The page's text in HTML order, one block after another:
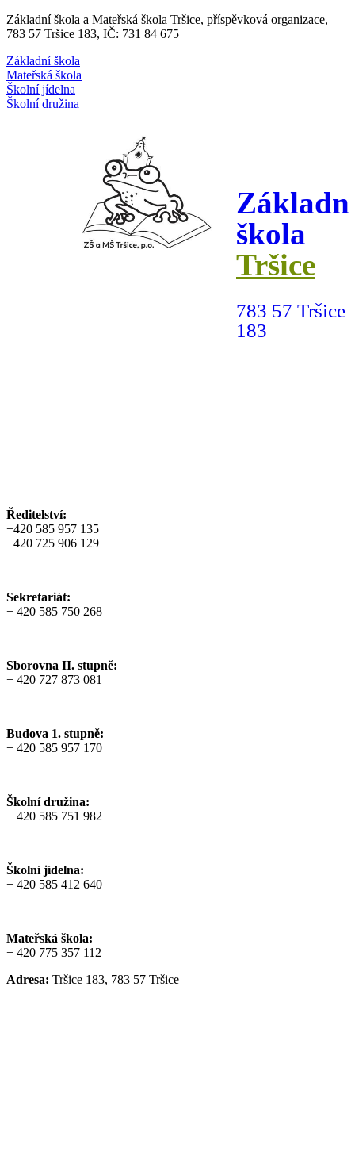
Základní škola a Mateřská škola Tršice, příspěvková organizace,
783 57 Tršice 183, IČ: 731 84 675
Základní škola
Mateřská škola
Školní jídelna
Školní družina
škola
Tršice
783 57 Tršice
183
Ředitelství:
+420 585 957 135
+420 725 906 129
Sekretariát:
+ 420 585 750 268
Sborovna II. stupně:
+ 420 727 873 081
Budova 1. stupně:
+ 420 585 957 170
Školní družina:
+ 420 585 751 982
Školní jídelna:
+ 420 585 412 640
Mateřská škola:
+ 420 775 357 112
Adresa: Tršice 183, 783 57 Tršice